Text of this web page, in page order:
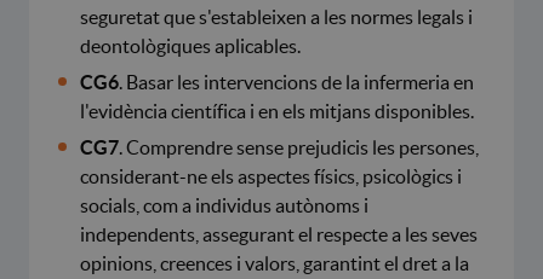
seguretat que s'estableixen a les normes legals i
deontològiques aplicables.
CG6 . Basar les intervencions de la infermeria en
l'evidència científica i en els mitjans disponibles.
CG7 . Comprendre sense prejudicis les persones,
considerant-ne els aspectes físics, psicològics i
socials, com a individus autònoms i
independents, assegurant el respecte a les seves
opinions, creences i valors, garantint el dret a la